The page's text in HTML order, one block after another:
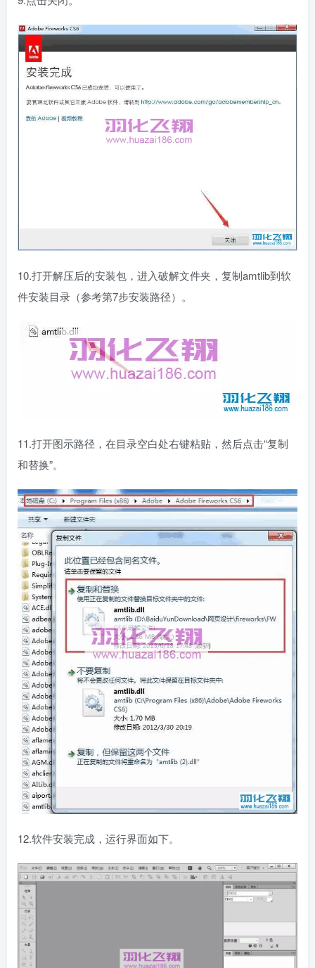
10.打开解压后的安装包，进入破解文件夹，复制amtlib到软
件安装目录（参考第7步安装路径）。
11.打开图示路径，在目录空白处右键粘贴，然后点击“复制
和替换”。
12.软件安装完成，运行界面如下。